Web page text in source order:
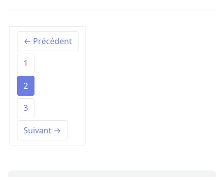
← Précédent
1
2
3
Suivant →